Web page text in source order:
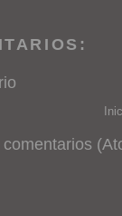
comentarios